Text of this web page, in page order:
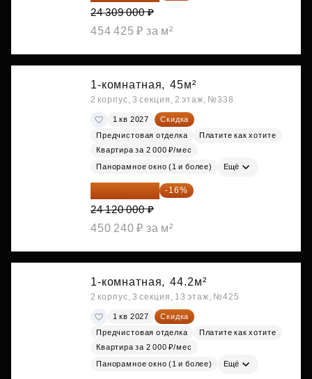
24 309 000 ₽
454 425 ₽ за м²
1-комнатная, 45м²
2 корпус, 3 секция, 2 этаж, №338
1 кв 2027
Скидка
Предчистовая отделка
Платите как хотите
Квартира за 2 000 ₽/мес
Панорамное окно (1 и более) Ещё
20 260 800 ₽ -16%
24 120 000 ₽
450 240 ₽ за м²
1-комнатная, 44.2м²
2 корпус, 3 секция, 13 этаж, №425
1 кв 2027
Скидка
Предчистовая отделка
Платите как хотите
Квартира за 2 000 ₽/мес
Панорамное окно (1 и более) Ещё